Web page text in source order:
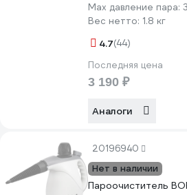
Max давление пара:
Вес нетто: 1.8 кг
4.7(44)
Последняя цена
3 190 ₽
Аналоги
20196940
Нет в наличии
Пароочиститель